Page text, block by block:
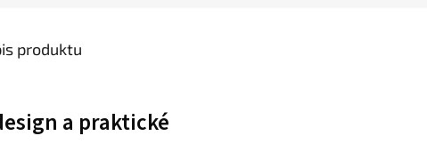
produktu
a praktické